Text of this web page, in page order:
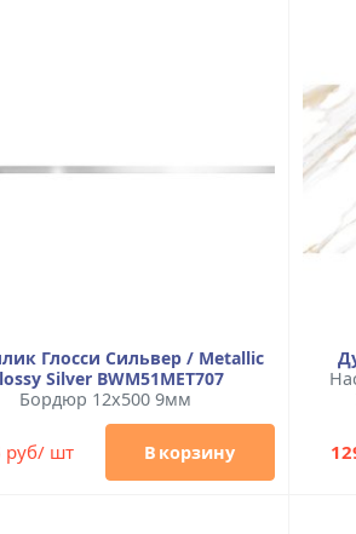
Глосси Сильвер / Metallic
Silver BWM51MET707
Бордюр 12x500 9мм
руб/ шт В корзину